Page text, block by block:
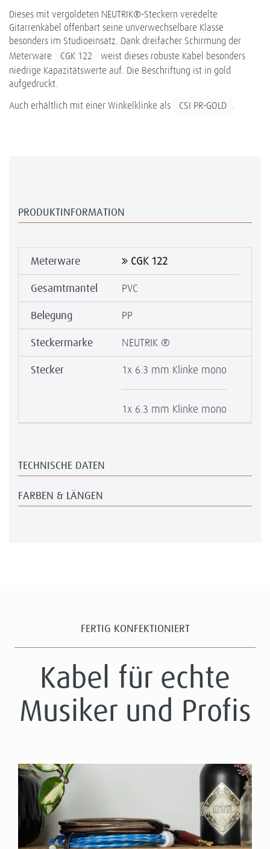
Dieses mit vergoldeten NEUTRIK®-Steckern veredelte
Gitarrenkabel offenbart seine unverwechselbare Klasse
besonders im Studioeinsatz. Dank dreifacher Schirmung der
Meterware
CGK 122
weist dieses robuste Kabel besonders
niedrige Kapazitätswerte auf. Die Beschriftung ist in gold
aufgedruckt.
Auch erhältlich mit einer Winkelklinke als
CSI PR-GOLD .
PRODUKTINFORMATION
Meterware CGK 122
Gesamtmantel PVC
Belegung PP
Steckermarke NEUTRIK ®
Stecker 1x 6.3 mm Klinke mono
1x 6.3 mm Klinke mono
TECHNISCHE DATEN
FARBEN & LÄNGEN
FERTIG KONFEKTIONIERT
Kabel für echte
Musiker und Profis